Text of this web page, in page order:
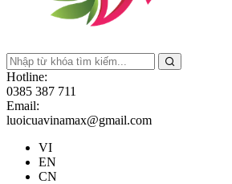
Hotline:
0385 387 711
Email:
luoicuavinamax@gmail.com
VI
EN
CN